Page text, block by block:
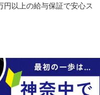
以上の給与保証で安心ス